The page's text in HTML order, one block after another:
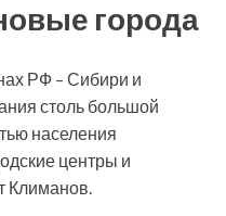
города
РФ – Сибири и
столь большой
населения
центры и
Климанов.